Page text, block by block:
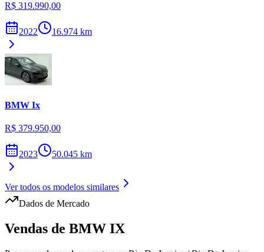
R$ 319.990,00
2022 16.974 km
BMW Ix
R$ 379.950,00
2023 50.045 km
Ver todos os modelos similares
Dados de Mercado
Vendas de BMW IX